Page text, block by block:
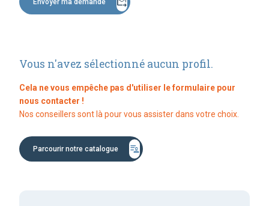
Vous n'avez sélectionné aucun profil.
Cela ne vous empêche pas d'utiliser le formulaire pour
nous contacter !
Nos conseillers sont là pour vous assister dans votre choix.
Parcourir notre catalogue patient_list